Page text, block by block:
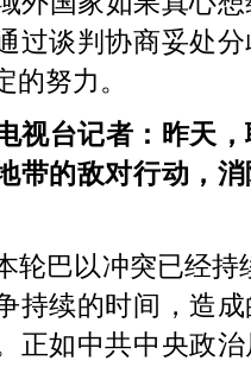
过谈判协商妥处
的努力。
视台记者：昨天
带的敌对行动，
轮巴以冲突已经持
持续的时间，造
正如中共中央政